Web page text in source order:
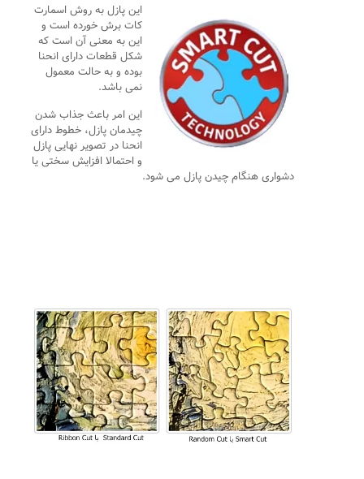
این پازل به روش اسمارت
کات برش خورده است و
این به معنی آن است که
شکل قطعات دارای انحنا
بوده و به حالت معمول
نمی باشد.
این امر باعث جذاب شدن
چیدمان پازل، خطوط دارای
انحنا در تصویر نهایی پازل
و احتمالا افزایش سختی یا
دشواری هنگام چیدن پازل می شود.